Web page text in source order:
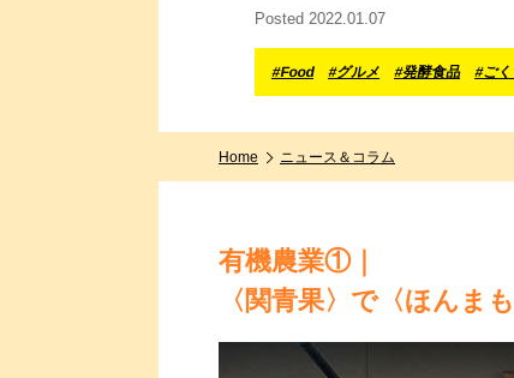
Posted 2022.01.07
#Food #グルメ #発酵食品 #ごく
Home ニュース＆コラム
有機農業①｜
〈関青果〉で〈ほんま